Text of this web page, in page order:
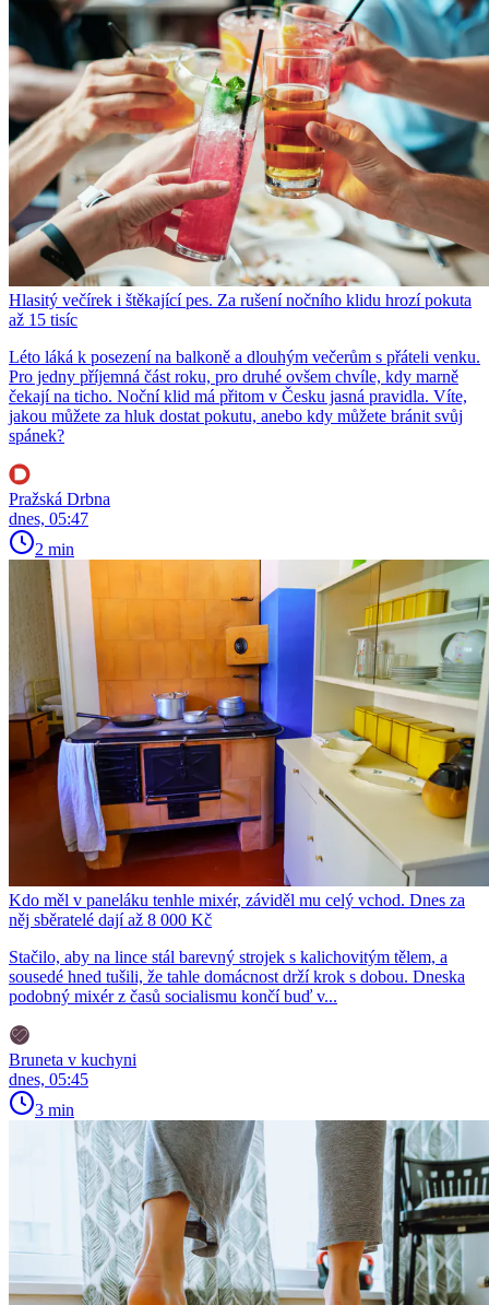
Hlasitý večírek i štěkající pes. Za rušení nočního klidu hrozí pokuta
až 15 tisíc
Léto láká k posezení na balkoně a dlouhým večerům s přáteli venku.
Pro jedny příjemná část roku, pro druhé ovšem chvíle, kdy marně
čekají na ticho. Noční klid má přitom v Česku jasná pravidla. Víte,
jakou můžete za hluk dostat pokutu, anebo kdy můžete bránit svůj
spánek?
Pražská Drbna
dnes, 05:47
2 min
Kdo měl v paneláku tenhle mixér, záviděl mu celý vchod. Dnes za
něj sběratelé dají až 8 000 Kč
Stačilo, aby na lince stál barevný strojek s kalichovitým tělem, a
sousedé hned tušili, že tahle domácnost drží krok s dobou. Dneska
podobný mixér z časů socialismu končí buď v...
Bruneta v kuchyni
dnes, 05:45
3 min